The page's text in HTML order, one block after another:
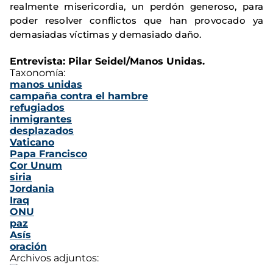
realmente misericordia, un perdón generoso, para
poder resolver conflictos que han provocado ya
demasiadas víctimas y demasiado daño.
Entrevista: Pilar Seidel/Manos Unidas.
Taxonomía:
manos unidas
campaña contra el hambre
refugiados
inmigrantes
desplazados
Vaticano
Papa Francisco
Cor Unum
siria
Jordania
Iraq
ONU
paz
Asís
oración
Archivos adjuntos: